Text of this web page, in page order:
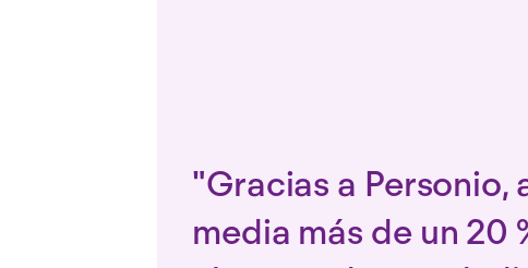
"Gracias a Personio,
media más de un 20